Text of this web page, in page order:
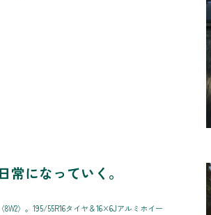
になっていく。
〉。195/55R16タイヤ＆16×6Jアルミホイー